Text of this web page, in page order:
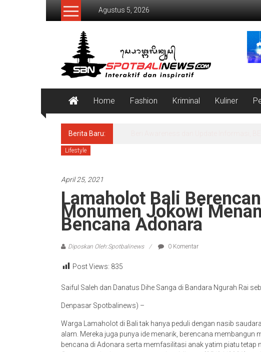
Lompat
Agustus 5, 2026
SpotBaliNews
Home Fashion Kriminal Kuliner
Berita Baru:
Lifestyle
April 25, 2021
Lamaholot Bali
Monumen Jokowi
Bencana Adonara
Diposkan Oleh:Spotbalinews 0 Komentar
Post Views: 835
Saiful Saleh dan Danatus Dihe Sanga di Bandara Ngurah Rai
Denpasar Spotbalinews) –
Warga Lamaholot di Bali tak hanya peduli dengan nasib
alam. Mereka juga punya ide menarik, berencana
bencana di Adonara serta memfasilitasi anak yatim piatu tetap